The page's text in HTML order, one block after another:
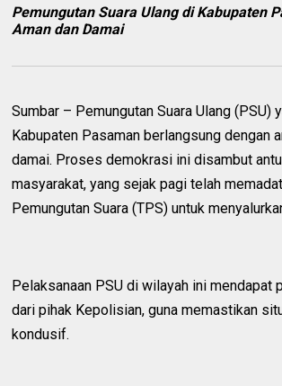
Pemungutan Suara Ulang di Kabupaten
Aman dan Damai
Sumbar – Pemungutan Suara Ulang (PSU)
Kabupaten Pasaman berlangsung dengan
damai. Proses demokrasi ini disambut
masyarakat, yang sejak pagi telah
Pemungutan Suara (TPS) untuk
Pelaksanaan PSU di wilayah ini mendapat
dari pihak Kepolisian, guna memastikan
kondusif.